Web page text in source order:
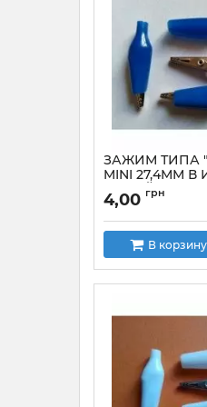
ЗАЖИМ ТИПА
MINI 27,4ММ
СИНИЙ
Артикул:
4,00 грн
В корзину